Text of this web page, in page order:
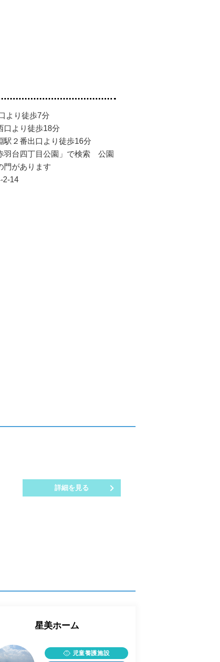
より徒歩7分
り徒歩18分
駅２番出口より徒歩16分
羽台四丁目公園」で検索 公園
門があります
2-14
詳細を見る
星美ホーム
児童養護施設